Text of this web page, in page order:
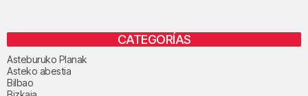
CATEGORÍAS
Asteburuko Planak
Asteko abestia
Bilbao